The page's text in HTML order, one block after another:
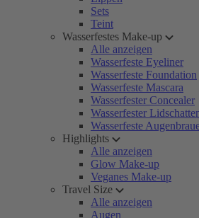
Sets
Teint
Wasserfestes Make-up
Alle anzeigen
Wasserfeste Eyeliner
Wasserfeste Foundation
Wasserfeste Mascara
Wasserfester Concealer
Wasserfester
Wasserfeste
Highlights
Alle anzeigen
Glow Make-up
Veganes Make-up
Travel Size
Alle anzeigen
Augen